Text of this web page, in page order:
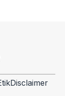
Disclaimer